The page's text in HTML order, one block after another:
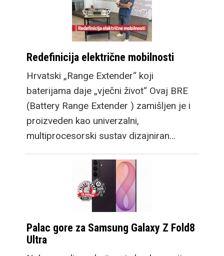
Redefinicija električne mobilnosti
Hrvatski „Range Extender“ koji
baterijama daje „vječni život“ Ovaj BRE
(Battery Range Extender ) zamišljen je i
proizveden kao univerzalni,
multiprocesorski sustav dizajniran…
Palac gore za Samsung Galaxy Z Fold8
Ultra